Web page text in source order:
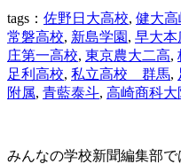
tags： 佐野日大高校, 健大高
常磐高校, 新島学園 , 早大本
庄第一高校, 東京農大二高,
足利高校, 私立高校 群馬,
附属, 青藍泰斗, 高崎商科大
みんなの学校新聞編集部